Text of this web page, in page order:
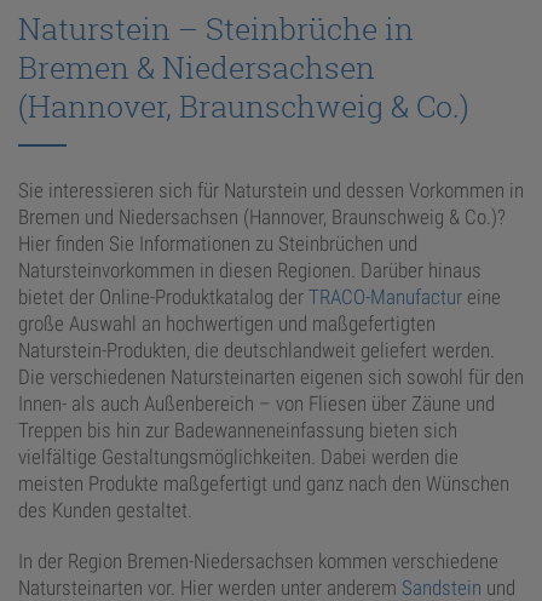
KONFIGURATOR
ONLINE-SHOP
Naturstein – Steinbrüche in
Bremen & Niedersachsen
(Hannover, Braunschweig & Co.)
Sie interessieren sich für Naturstein und dessen Vorkommen in
Bremen und Niedersachsen (Hannover, Braunschweig & Co.)?
Hier finden Sie Informationen zu Steinbrüchen und
Natursteinvorkommen in diesen Regionen. Darüber hinaus
bietet der Online-Produktkatalog der TRACO-Manufactur eine
große Auswahl an hochwertigen und maßgefertigten
Naturstein-Produkten, die deutschlandweit geliefert werden.
Die verschiedenen Natursteinarten eigenen sich sowohl für den
Innen- als auch Außenbereich – von Fliesen über Zäune und
Treppen bis hin zur Badewanneneinfassung bieten sich
vielfältige Gestaltungsmöglichkeiten. Dabei werden die
meisten Produkte maßgefertigt und ganz nach den Wünschen
des Kunden gestaltet.
In der Region Bremen-Niedersachsen kommen verschiedene
Natursteinarten vor. Hier werden unter anderem Sandstein und